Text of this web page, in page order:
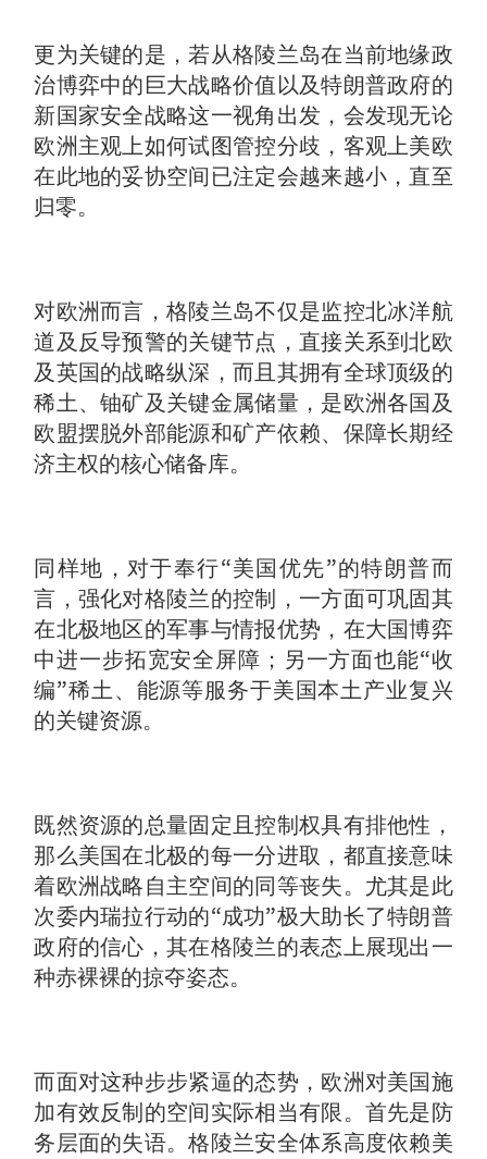
更为关键的是，若从格陵兰岛在当前地缘政
治博弈中的巨大战略价值以及特朗普政府的
新国家安全战略这一视角出发，会发现无论
欧洲主观上如何试图管控分歧，客观上美欧
在此地的妥协空间已注定会越来越小，直至
归零。
对欧洲而言，格陵兰岛不仅是监控北冰洋航
道及反导预警的关键节点，直接关系到北欧
及英国的战略纵深，而且其拥有全球顶级的
稀土、铀矿及关键金属储量，是欧洲各国及
欧盟摆脱外部能源和矿产依赖、保障长期经
济主权的核心储备库。
同样地，对于奉行“美国优先”的特朗普而
言，强化对格陵兰的控制，一方面可巩固其
在北极地区的军事与情报优势，在大国博弈
中进一步拓宽安全屏障；另一方面也能“收
编”稀土、能源等服务于美国本土产业复兴
的关键资源。
既然资源的总量固定且控制权具有排他性，
那么美国在北极的每一分进取，都直接意味
着欧洲战略自主空间的同等丧失。尤其是此
次委内瑞拉行动的“成功”极大助长了特朗普
政府的信心，其在格陵兰的表态上展现出一
种赤裸裸的掠夺姿态。
而面对这种步步紧逼的态势，欧洲对美国施
加有效反制的空间实际相当有限。首先是防
务层面的失语。格陵兰安全体系高度依赖美